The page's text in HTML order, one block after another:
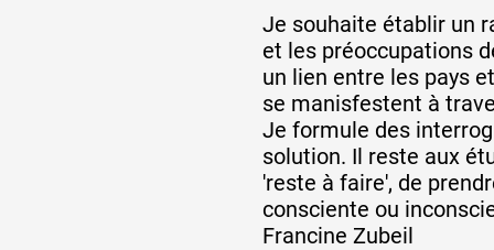
Je souhaite établir un
et les préoccupations
un lien entre les pays
se manisfestent à
Je formule des
solution. Il reste aux
'reste à faire', de
consciente ou
Francine Zubeil